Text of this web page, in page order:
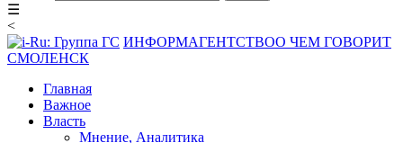
☰
<
ИНФОРМАГЕНТСТВОО ЧЕМ ГОВОРИТ
СМОЛЕНСК
Главная
Важное
Власть
Мнение, Аналитика